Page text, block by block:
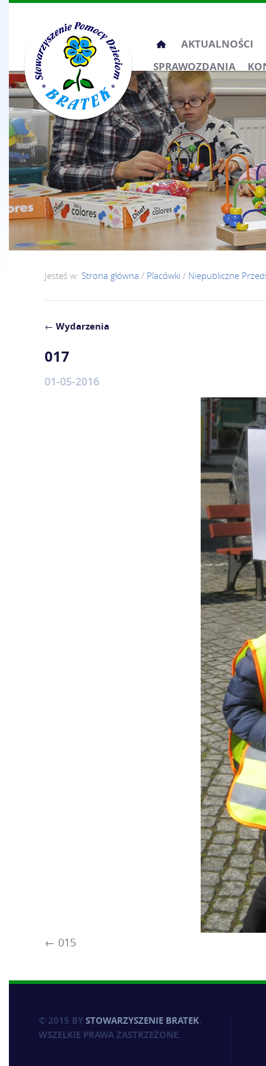
Przeskocz
do
treści
AKTUALNOŚCI
SPRAWOZDANIA
Jesteś w: Strona główna / Placówki / Niepubliczne
← Wydarzenia
017
01-05-2016
015
© 2015 BYSTOWARZYSZENIE BRATEK.
WSZELKIE PRAWA ZASTRZEŻONE.